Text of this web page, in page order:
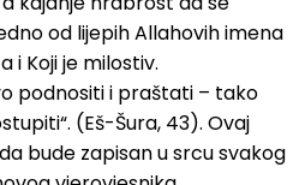
od lijepih Allahovih imena
i Koji je milostiv.
podnositi i praštati – tako
(Eš-Šura, 43). Ovaj
bude zapisan u srcu svakog